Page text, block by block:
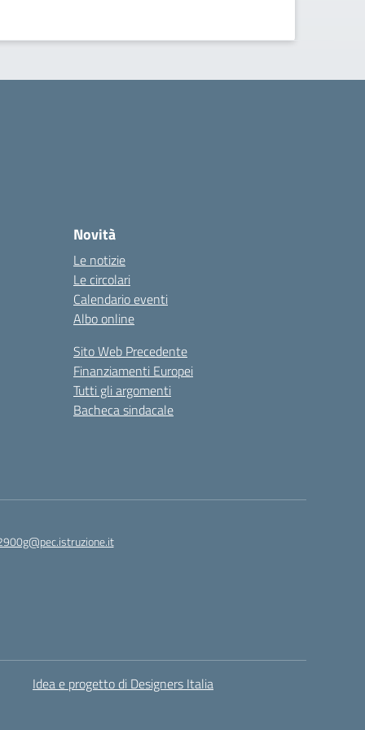
Novità
Le notizie
Le circolari
Calendario eventi
Albo online
Sito Web Precedente
Finanziamenti Europei
Tutti gli argomenti
Bacheca sindacale
Idea e progetto di Designers Italia